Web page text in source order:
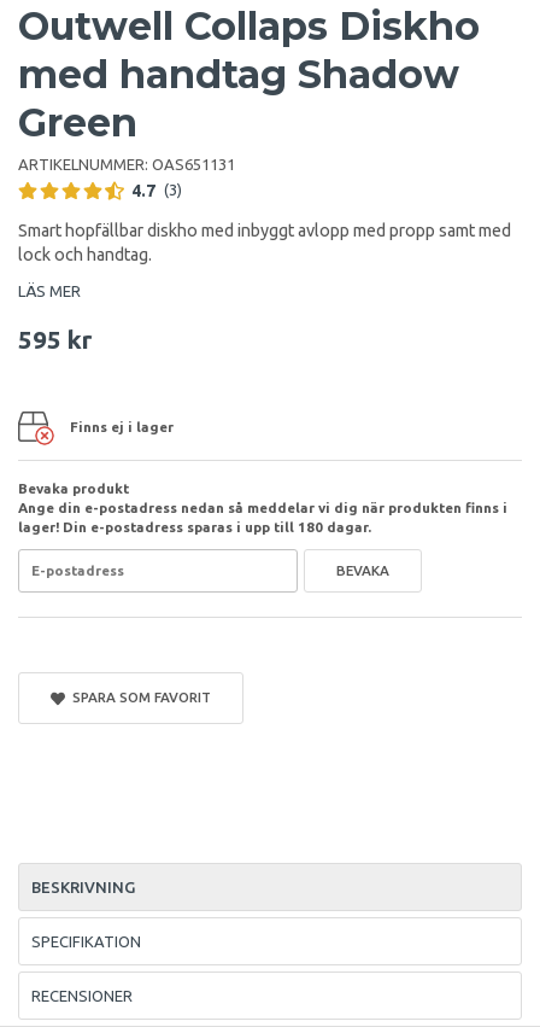
Outwell Collaps Diskho
med handtag Shadow
Green
ARTIKELNUMMER: OAS651131
4.7 (3)
Smart hopfällbar diskho med inbyggt avlopp med propp samt med
lock och handtag.
LÄS MER
595 kr
Finns ej i lager
Bevaka produkt
Ange din e-postadress nedan så meddelar vi dig när produkten finns i
lager! Din e-postadress sparas i upp till 180 dagar.
BEVAKA
SPARA SOM FAVORIT
BESKRIVNING
SPECIFIKATION
RECENSIONER